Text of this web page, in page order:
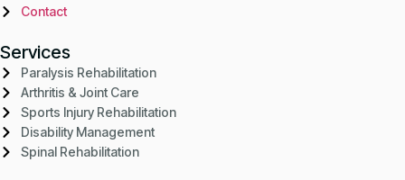
Contact
Services
Paralysis Rehabilitation
Arthritis & Joint Care
Sports Injury Rehabilitation
Disability Management
Spinal Rehabilitation